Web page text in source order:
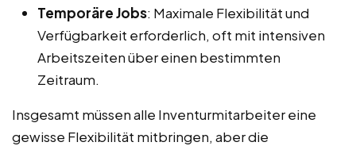
Temporäre Jobs: Maximale Flexibilität und
Verfügbarkeit erforderlich, oft mit intensiven
Arbeitszeiten über einen bestimmten
Zeitraum.
Insgesamt müssen alle Inventurmitarbeiter eine
gewisse Flexibilität mitbringen, aber die